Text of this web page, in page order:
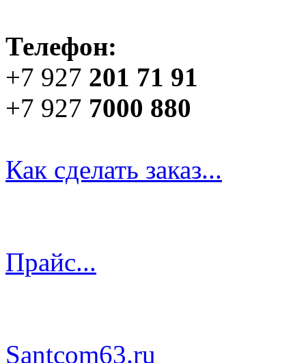
Телефон:
+7 927 201 71 91
+7 927 7000 880
Как сделать заказ...
Прайс...
Santcom63.ru